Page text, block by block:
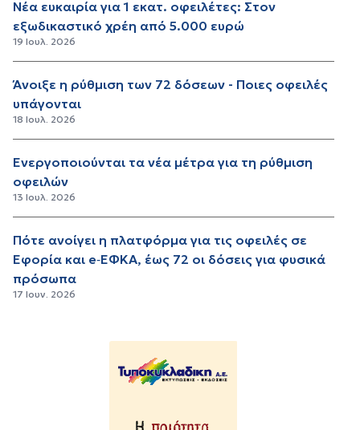
Νέα ευκαιρία για 1 εκατ. οφειλέτες: Στον
εξωδικαστικό χρέη από 5.000 ευρώ
19 Ιουλ. 2026
Άνοιξε η ρύθμιση των 72 δόσεων - Ποιες οφειλές
υπάγονται
18 Ιουλ. 2026
Ενεργοποιούνται τα νέα μέτρα για τη ρύθμιση
οφειλών
13 Ιουλ. 2026
Πότε ανοίγει η πλατφόρμα για τις οφειλές σε
Εφορία και e‑ΕΦΚΑ, έως 72 οι δόσεις για φυσικά
πρόσωπα
17 Ιουν. 2026